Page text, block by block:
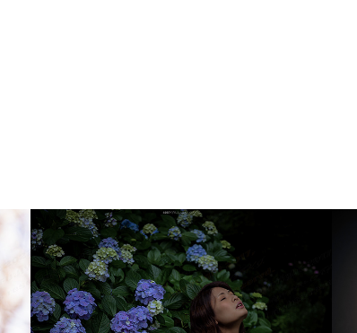
Retouch lightroom
Classic CC +
Photoshop CC 2018